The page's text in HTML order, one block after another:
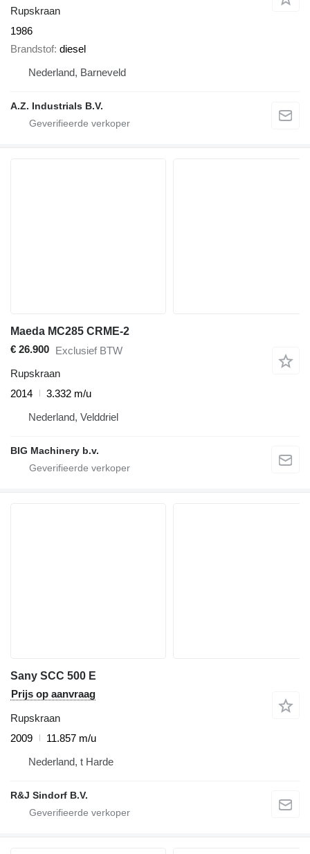
Rupskraan
1986
Brandstof diesel
Nederland, Barneveld
A.Z. Industrials B.V.
Maeda MC285 CRME-2
€ 26.900 Exclusief BTW
Rupskraan
2014
3.332 m/u
Nederland, Velddriel
BIG Machinery b.v.
Sany SCC 500 E
Prijs op aanvraag
Rupskraan
2009
11.857 m/u
Nederland, t Harde
R&J Sindorf B.V.